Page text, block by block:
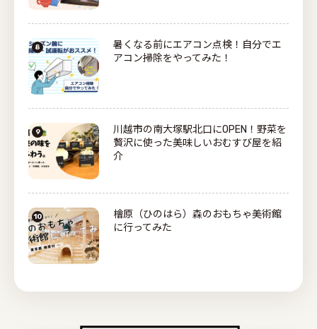
暑くなる前にエアコン点検！自分でエ
アコン掃除をやってみた！
川越市の南大塚駅北口にOPEN！野菜を
贅沢に使った美味しいおむすび屋を紹
介
檜原（ひのはら）森のおもちゃ美術館
に行ってみた